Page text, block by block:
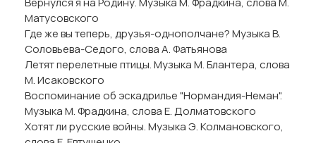
Матусовского
Где же вы теперь, друзья-однополчане? Музыка В.
Соловьева-Седого, слова А. Фатьянова
Летят перелетные птицы. Музыка М. Блантера, слова
М. Исаковского
Воспоминание об эскадрилье "Нормандия-Неман".
Музыка М. Фрадкина, слова Е. Долматовского
Хотят ли русские войны. Музыка Э. Колмановского,